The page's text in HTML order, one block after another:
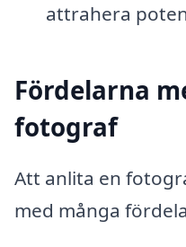
attrahera
Fördelarna
fotograf
Att anlita en
med många